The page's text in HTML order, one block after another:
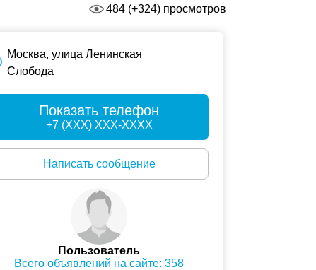
484 (+324) просмотров
Москва, улица Ленинская
Слобода
Показать телефон
+7 (XXX) XXX-XXXX
Написать сообщение
Пользователь
Всего объявлений на сайте: 358